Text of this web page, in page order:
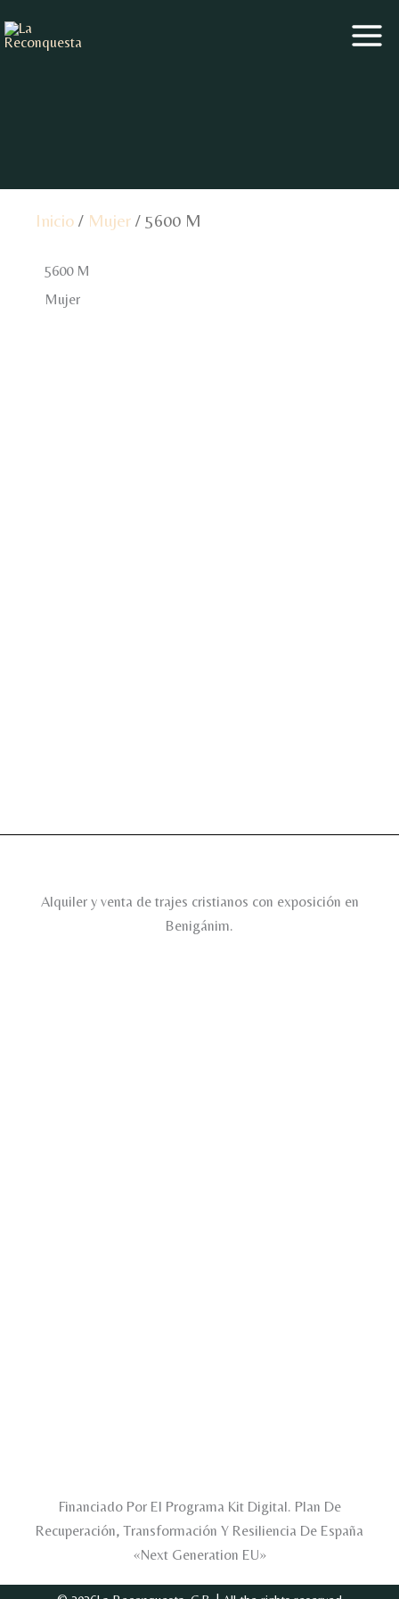
al
Inicio / Mujer / 5600 M
5600 M
Mujer
Alquiler y venta de trajes cristianos con exposición en
Benigánim.
Financiado Por El Programa Kit Digital. Plan De
Recuperación, Transformación Y Resiliencia De España
«Next Generation EU»